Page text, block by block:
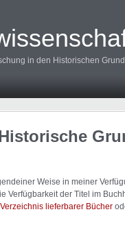
in den Historischen
Weise in meiner
Verfügbarkeit der Titel im
Verzeichnis lieferbarer Bücher